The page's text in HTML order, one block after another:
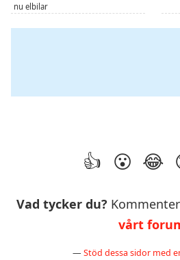
nu elbilar
Vad tycker du?
vårt
— Stöd dessa sidor med